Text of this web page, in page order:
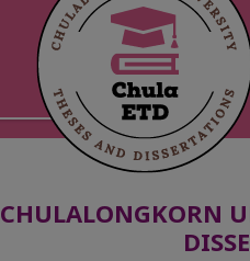
CHULALONGKORN